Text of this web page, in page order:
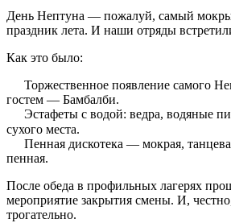
День Нептуна — пожалуй, самый
праздник лета. И наши отряды
Как это было:
Торжественное появление самого
гостем — Бамбалби.
Эстафеты с водой: ведра, водяные
сухого места.
Пенная дискотека — мокрая,
пенная.
После обеда в профильных лагерях
мероприятие закрытия смены. И,
трогательно.